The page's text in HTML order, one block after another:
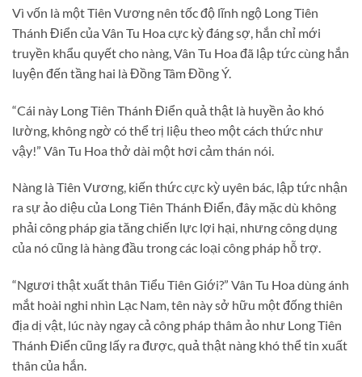
Vì vốn là một Tiên Vương nên tốc độ lĩnh ngộ Long Tiên
Thánh Điển của Vân Tu Hoa cực kỳ đáng sợ, hắn chỉ mới
truyền khẩu quyết cho nàng, Vân Tu Hoa đã lập tức cùng hắn
luyện đến tầng hai là Đồng Tâm Đồng Ý.
“Cái này Long Tiên Thánh Điển quả thật là huyền ảo khó
lường, không ngờ có thể trị liệu theo một cách thức như
vậy!” Vân Tu Hoa thở dài một hơi cảm thán nói.
Nàng là Tiên Vương, kiến thức cực kỳ uyên bác, lập tức nhận
ra sự ảo diệu của Long Tiên Thánh Điển, đây mặc dù không
phải công pháp gia tăng chiến lực lợi hại, nhưng công dụng
của nó cũng là hàng đầu trong các loại công pháp hỗ trợ.
“Ngươi thật xuất thân Tiểu Tiên Giới?” Vân Tu Hoa dùng ánh
mắt hoài nghi nhìn Lạc Nam, tên này sở hữu một đống thiên
địa dị vật, lúc này ngay cả công pháp thâm ảo như Long Tiên
Thánh Điển cũng lấy ra được, quả thật nàng khó thể tin xuất
thân của hắn.